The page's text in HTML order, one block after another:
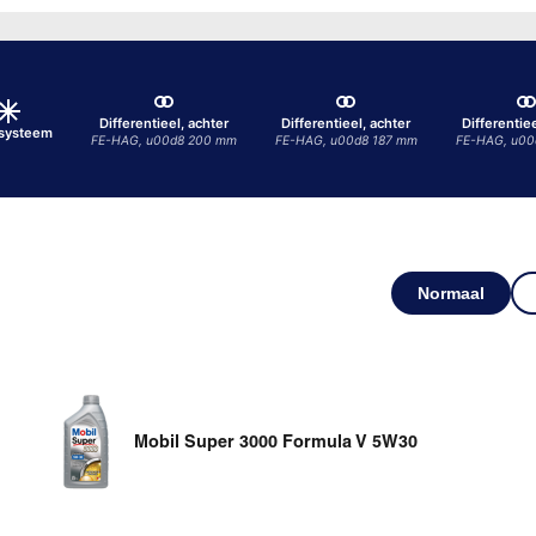
Differentieel, achter
FE-HAG, u00d8 200 mm
Differentieel, achter
FE-HAG, u00d8 187 mm FE-HAG,
Normaal
Mobil Super 3000 Formula V 5W30